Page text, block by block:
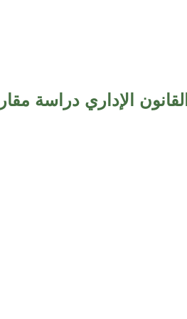
الإداري دراسة